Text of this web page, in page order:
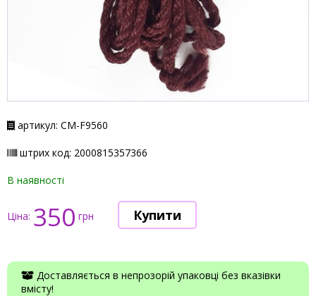
артикул: СМ-F9560
штрих код: 2000815357366
В наявності
Ціна: 350 грн
Доставляється в непрозорій упаковці без вказівки
вмісту!